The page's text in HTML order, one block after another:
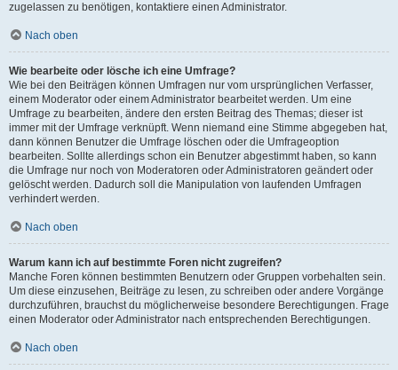
zugelassen zu benötigen, kontaktiere einen Administrator.
Nach oben
Wie bearbeite oder lösche ich eine Umfrage?
Wie bei den Beiträgen können Umfragen nur vom ursprünglichen Verfasser,
einem Moderator oder einem Administrator bearbeitet werden. Um eine
Umfrage zu bearbeiten, ändere den ersten Beitrag des Themas; dieser ist
immer mit der Umfrage verknüpft. Wenn niemand eine Stimme abgegeben hat,
dann können Benutzer die Umfrage löschen oder die Umfrageoption
bearbeiten. Sollte allerdings schon ein Benutzer abgestimmt haben, so kann
die Umfrage nur noch von Moderatoren oder Administratoren geändert oder
gelöscht werden. Dadurch soll die Manipulation von laufenden Umfragen
verhindert werden.
Nach oben
Warum kann ich auf bestimmte Foren nicht zugreifen?
Manche Foren können bestimmten Benutzern oder Gruppen vorbehalten sein.
Um diese einzusehen, Beiträge zu lesen, zu schreiben oder andere Vorgänge
durchzuführen, brauchst du möglicherweise besondere Berechtigungen. Frage
einen Moderator oder Administrator nach entsprechenden Berechtigungen.
Nach oben